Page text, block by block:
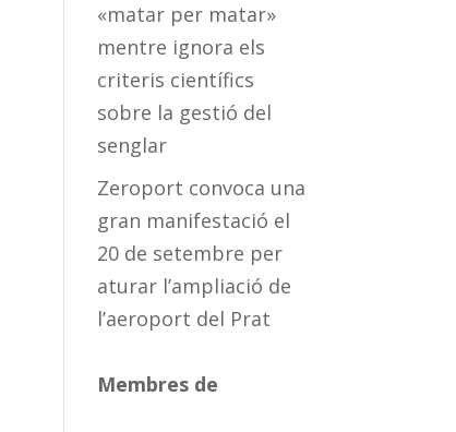
«matar per matar»
mentre ignora els
criteris científics
sobre la gestió del
senglar
Zeroport convoca una
gran manifestació el
20 de setembre per
aturar l’ampliació de
l’aeroport del Prat
Membres de